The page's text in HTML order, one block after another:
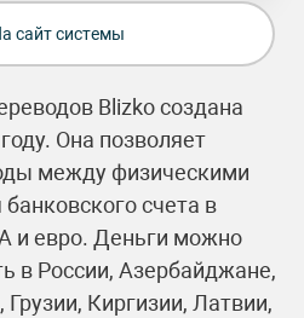
сайт системы
Blizko создана
Она позволяет
между физическими
счета в
и евро. Деньги можно
в России, Азербайджане,
Киргизии, Латвии,